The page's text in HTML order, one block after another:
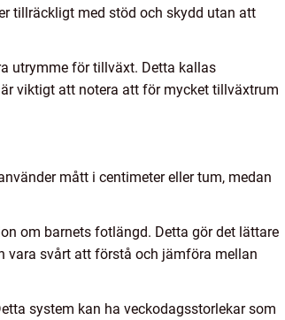
tillräckligt med stöd och skydd utan att
utrymme för tillväxt. Detta kallas
viktigt att notera att för mycket tillväxtrum
mått i centimeter eller tum, medan
om barnets fotlängd. Detta gör det lättare
vara svårt att förstå och jämföra mellan
system kan ha veckodagsstorlekar som